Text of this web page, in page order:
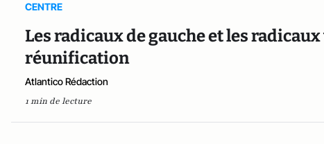
CENTRE
Les radicaux de gauche et les
réunification
Atlantico Rédaction
1 min de lecture